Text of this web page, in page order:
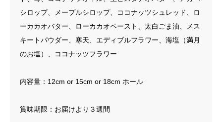
シロップ、メープルシロップ、ココナッツシュレッド、ロ
ーカカオバター、ローカカオペースト、太白ごま油、メス
キートパウダー、寒天、エディブルフラワー、海塩（満月
のお塩）、ココナッツフラワー
内容量：12cm or 15cm or 18cm ホール
賞味期限：お届けより３週間